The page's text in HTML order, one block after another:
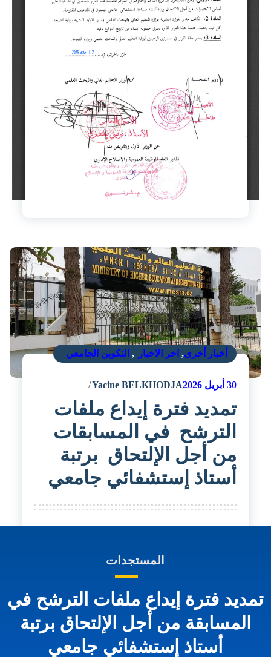
أخبار أخرى,اخر الاخبار التكوين الجامعي
30أبريل 2026 Yacine BELKHODJA
تمديد فترة إيداع ملفات
الترشح في المسابقات
من أجل الإلتحاق برتبة
أستاذ إستشفائي جامعي
المستجدات
تمديد فترة إيداع ملفات الترشح في
المسابقةمن أجل الإلتحاق برتبة
أستاذ إستشفائي جامعي